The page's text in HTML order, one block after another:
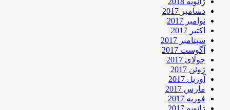
دسامبر 2017
نوامبر 2017
اکتبر 2017
سپتامبر 2017
آگوست 2017
جولای 2017
ژوئن 2017
آوریل 2017
مارس 2017
فوریه 2017
ژانویه 2017